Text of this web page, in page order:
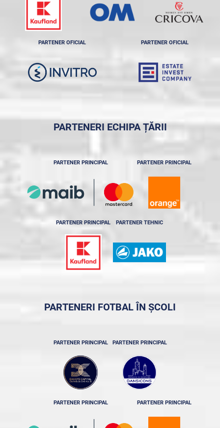
PARTENER OFICIAL PARTENER OFICIAL
PARTENERI ECHIPA ȚĂRII
PARTENER PRINCIPAL PARTENER PRINCIPAL
PARTENER PRINCIPAL PARTENER TEHNIC
PARTENERI FOTBAL ÎN ȘCOLI
PARTENER PRINCIPAL PARTENER PRINCIPAL
PARTENER PRINCIPAL PARTENER PRINCIPAL